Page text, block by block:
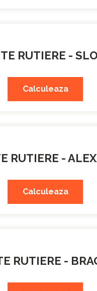
RUTIERE -
Calculeaza
RUTIERE -
Calculeaza
RUTIERE -